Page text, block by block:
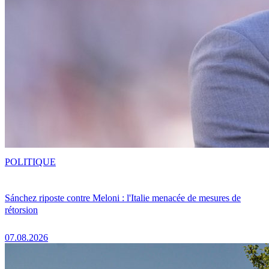
Sánchez riposte contre Meloni : l'Italie menacée de mesures de
rétorsion
07.08.2026
POLITIQUE